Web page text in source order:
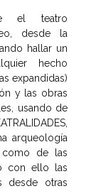
el teatro
desde la
hallar un
hecho
expandidas)
y las obras
usando de
arqueología
como de las
con ello las
desde otras